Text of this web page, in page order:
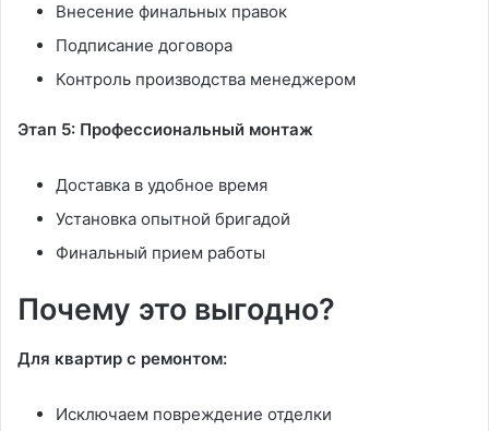
Внесение финальных правок
Подписание договора
Контроль производства менеджером
Этап 5: Профессиональный монтаж
Доставка в удобное время
Установка опытной бригадой
Финальный прием работы
Почему это выгодно?
Для квартир с ремонтом:
Исключаем повреждение отделки